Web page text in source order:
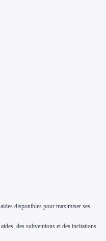
disponibles pour maximiser ses
des subventions et des incitations